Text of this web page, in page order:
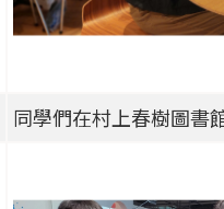
同學們在村上春樹圖書